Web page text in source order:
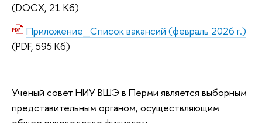
(DOCX, 21 Кб)
Приложение_Список вакансий (февраль 2026 г.)
(PDF, 595 Кб)
Ученый совет НИУ ВШЭ в Перми является выборным
представительным органом, осуществляющим